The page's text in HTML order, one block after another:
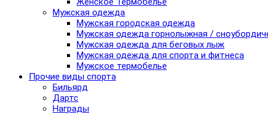
Мужская одежда
Мужская городская одежда
Мужская одежда горнолыжная /
Мужская одежда для беговых лыж
Мужская одежда для спорта и фитнеса
Мужское термобелье
Прочие виды спорта
Бильярд
Дартс
Награды